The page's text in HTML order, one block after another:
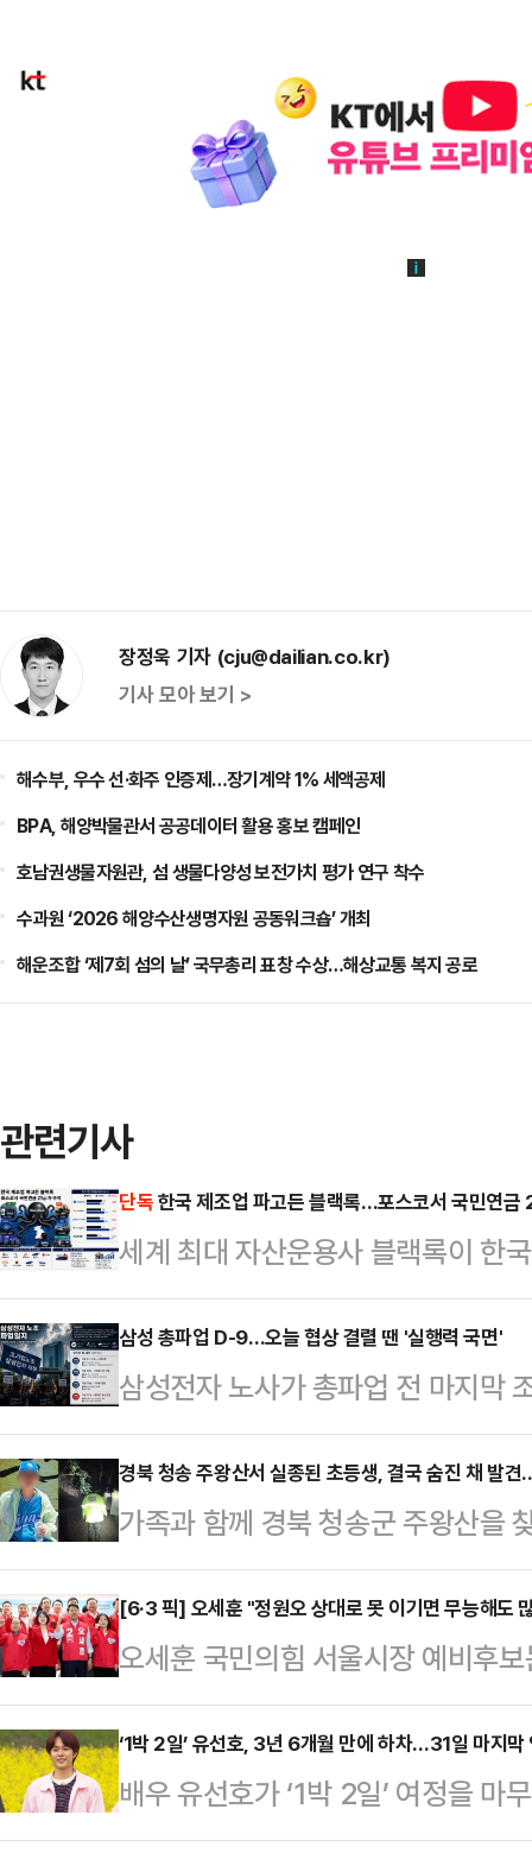
장정욱 기자 (cju@dailian.co.kr)
기사 모아 보기 >
해수부, 우수 선·화주 인증제…장기계약 1% 세액공제
BPA, 해양박물관서 공공데이터 활용 홍보 캠페인
호남권생물자원관, 섬 생물다양성 보전가치 평가 연구 착수
수과원 ‘2026 해양수산생명자원 공동워크숍’ 개최
해운조합 ‘제7회 섬의 날’ 국무총리 표창 수상…해상교통 복지 공로
관련기사
단독한국 제조업 파고든 블랙록…포스코서 국민연금
세계 최대 자산운용사 블랙록이 한
업에 대한 투자 보폭을 넓히며 존재
로 자리해온 포스코홀딩스에서도
준까지 좁혀지면서 글로벌 자금의
본지가 금융감독원 전자공시시스
(BlackRock Fund Advisors)와 국
분석한 결과, 포스코홀딩스에서
차가 2.06%포…
삼성 총파업 D-9…오늘 협상 결렬 땐 '실행력 국면'
삼성전자 노사가 총파업 전 마지막
운 마라톤 협상에도 핵심 쟁점에서
실제 파업 참여율과 법원 판단, 노
변수로 떠오르고 있다는 분석이 나
이날 오전 정부세종청사 중앙노동
다. 전날 열린 1차 회의는 오전 10
이어졌지만 최종 합의에는 이르지
부분은 성과급…
경북 청송 주왕산서 실종된 초등생, 결국 숨진 채 발
가족과 함께 경북 청송군 주왕산을
발견됐다.12일 경찰 등에 따르면
쯤 주봉 하단부에서 지난 10일 실
견했다.당국은 이날 오전 경찰·소
구조견 16마리 등을 대거 투입해
이어지는 등산로 약 2.3㎞ 구간을
사흘째 수색 작업을 진행했다.실종
착…
[6·3 픽] 오세훈 "정원오 상대로 못 이기면 무능해도
오세훈 국민의힘 서울시장 예비후
심사인 주택 현안에 대해 해법을 제
를 상대로 선거에 못 이기면 정말
세훈 후보는 12일 서울 여의도 중
당 선거대책위원회 발족식 및 연석
‘1박 2일’ 유선호, 3년 6개월 만에 하차…31일 마지막
배우 유선호가 ‘1박 2일’ 여정을
일 시즌4’ 측은 12일 “3년 반이라